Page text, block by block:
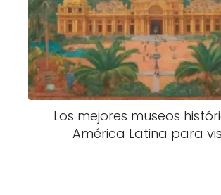
Los mejores museos
América Latina para